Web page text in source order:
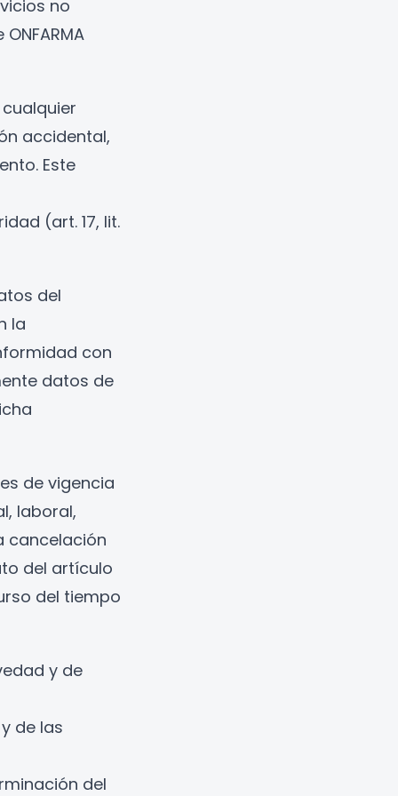
no
cualquier
accidental,
Este
(art. 17, lit.
del
la
con
datos de
de vigencia
laboral,
cancelación
del artículo
del tiempo
y de
de las
del